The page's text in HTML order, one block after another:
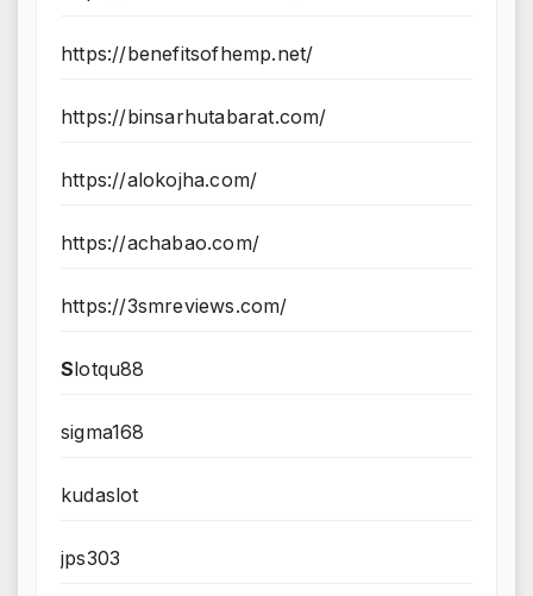
https://benefitsofhemp.net/
https://binsarhutabarat.com/
https://alokojha.com/
https://achabao.com/
https://3smreviews.com/
Slotqu88
sigma168
kudaslot
jps303